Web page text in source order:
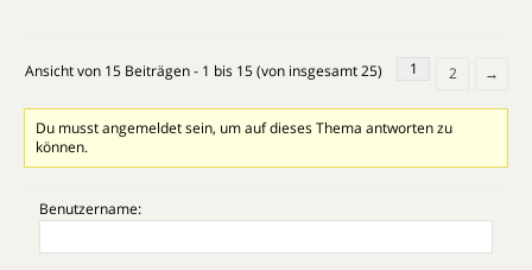
Ansicht von 15 Beiträgen - 1 bis 15 (von insgesamt 25) 1 2 →
Du musst angemeldet sein, um auf dieses Thema antworten zu
können.
Benutzername: